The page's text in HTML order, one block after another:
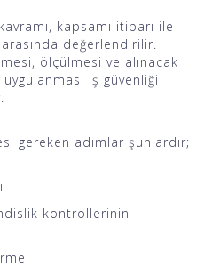
kapsamı itibarı ile
arasında değerlendirilir.
ölçülmesi ve alınacak
iş güvenliği
gereken adımlar şunlardır;
kontrollerinin